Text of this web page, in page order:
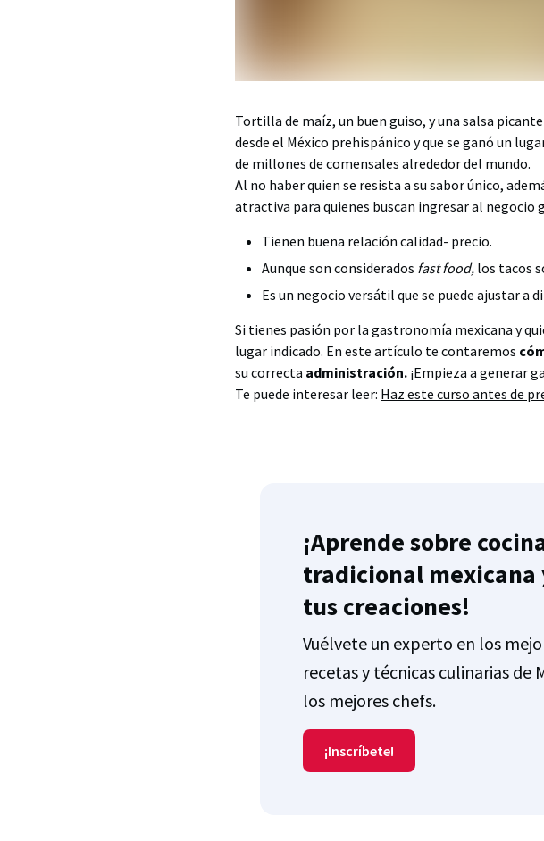
Tortilla de maíz, un buen guiso, y una salsa
desde el México prehispánico y que se ganó un
de millones de comensales alrededor del mundo.
Al no haber quien se resista a su sabor único,
atractiva para quienes buscan ingresar al negocio
Tienen buena relación calidad- precio.
Aunque son considerados fast food, los tacos
Es un negocio versátil que se puede ajustar a
Si tienes pasión por la gastronomía mexicana y
lugar indicado. En este artículo te contaremos
su correcta administración. ¡Empieza a generar
Te puede interesar leer: Haz este curso antes de
¡Aprende sobre
tradicional mexicana
tus creaciones!
Vuélvete un experto en los
recetas y técnicas culinarias de
los mejores chefs.
¡Inscríbete!